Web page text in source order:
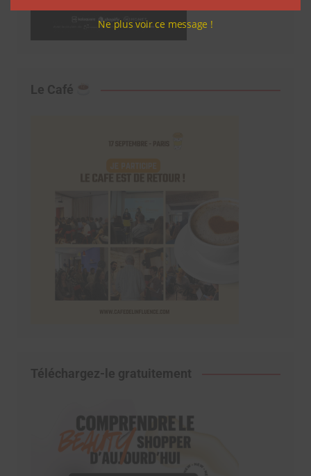
Le Café
Téléchargez-le gratuitement
Ne plus voir ce message !